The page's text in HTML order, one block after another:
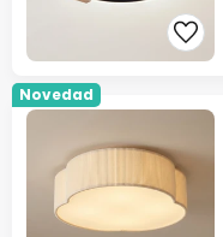
Novedad